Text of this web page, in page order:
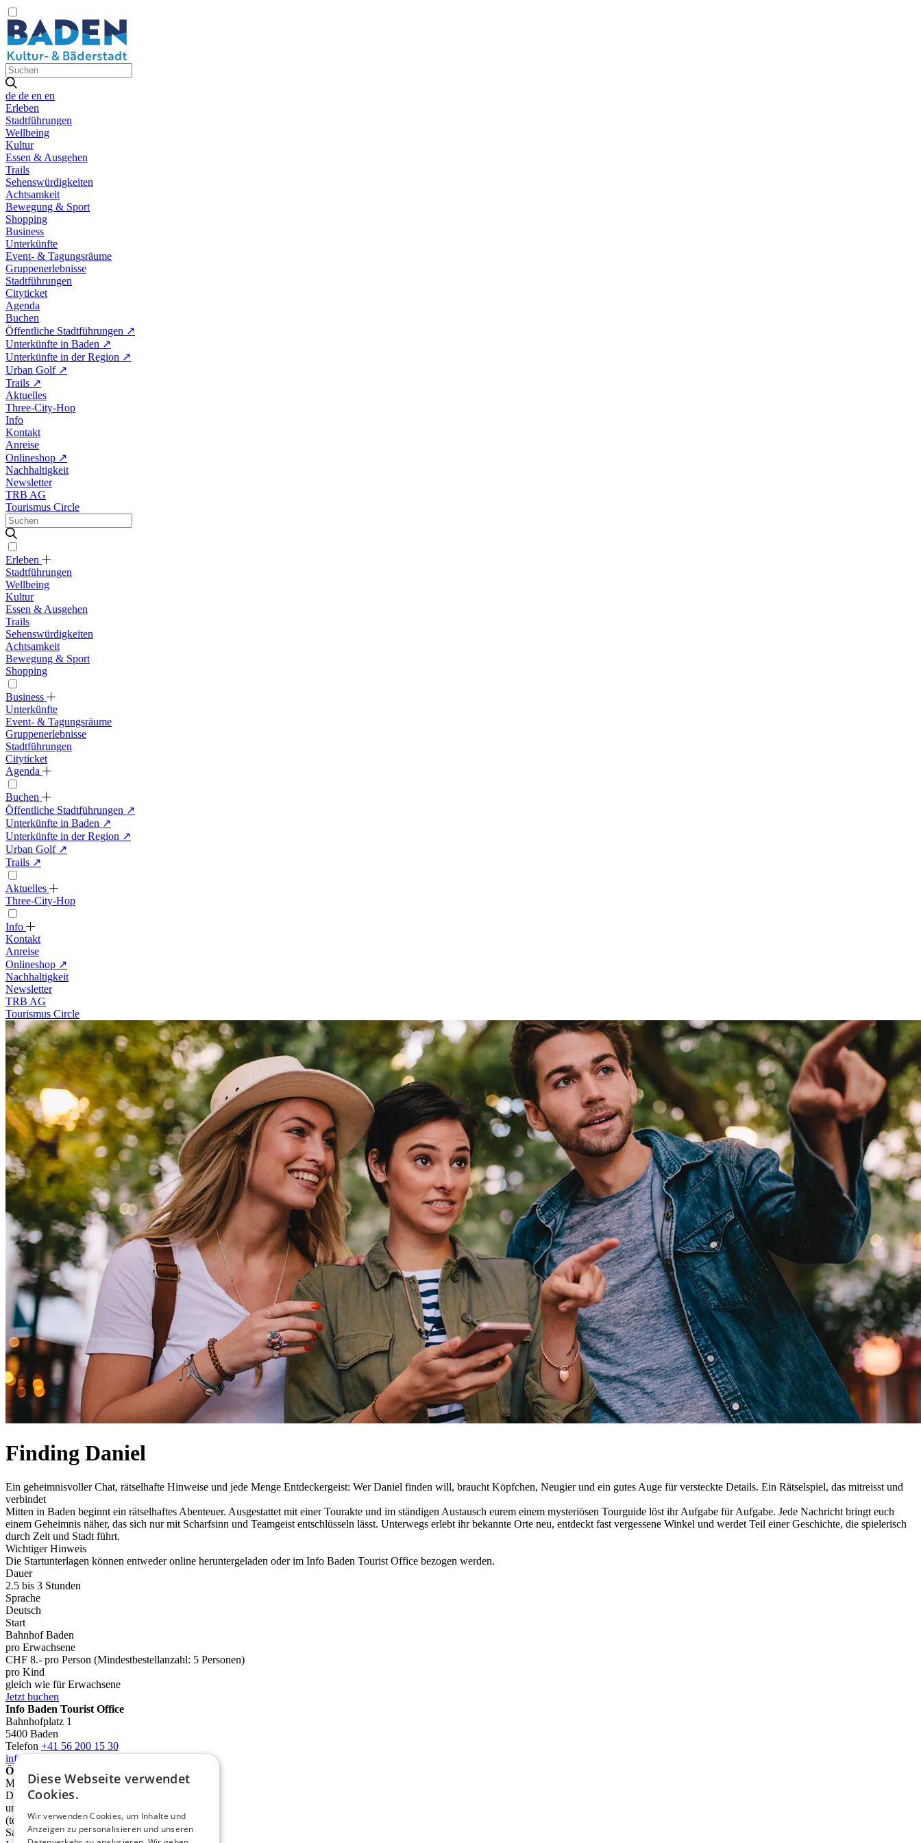
de de en en
Erleben
Stadtführungen
Wellbeing
Kultur
Essen & Ausgehen
Trails
Sehenswürdigkeiten
Achtsamkeit
Bewegung & Sport
Shopping
Business
Unterkünfte
Event- & Tagungsräume
Gruppenerlebnisse
Stadtführungen
Cityticket
Agenda
Buchen
Öffentliche Stadtführungen ↗
Unterkünfte in Baden ↗
Unterkünfte in der Region ↗
Urban Golf ↗
Trails ↗
Aktuelles
Three-City-Hop
Info
Kontakt
Anreise
Onlineshop ↗
Nachhaltigkeit
Newsletter
TRB AG
Tourismus Circle
Erleben
Stadtführungen
Wellbeing
Kultur
Essen & Ausgehen
Trails
Sehenswürdigkeiten
Achtsamkeit
Bewegung & Sport
Shopping
Business
Unterkünfte
Event- & Tagungsräume
Gruppenerlebnisse
Stadtführungen
Cityticket
Agenda
Buchen
Öffentliche Stadtführungen ↗
Unterkünfte in Baden ↗
Unterkünfte in der Region ↗
Urban Golf ↗
Trails ↗
Aktuelles
Three-City-Hop
Info
Kontakt
Anreise
Onlineshop ↗
Nachhaltigkeit
Newsletter
TRB AG
Tourismus Circle
Finding Daniel
Ein geheimnisvoller Chat, rätselhafte Hinweise und jede Menge Entdeckergeist: Wer Daniel finden will, braucht Köpfchen, Neugier und ein gutes Auge für versteckte Details. Ein Rätselspiel, das mitreisst und
verbindet
Mitten in Baden beginnt ein rätselhaftes Abenteuer. Ausgestattet mit einer Tourakte und im ständigen Austausch eurem einem mysteriösen Tourguide löst ihr Aufgabe für Aufgabe. Jede Nachricht bringt euch
einem Geheimnis näher, das sich nur mit Scharfsinn und Teamgeist entschlüsseln lässt. Unterwegs erlebt ihr bekannte Orte neu, entdeckt fast vergessene Winkel und werdet Teil einer Geschichte, die spielerisch
durch Zeit und Stadt führt.
Wichtiger Hinweis
Die Startunterlagen können entweder online heruntergeladen oder im Info Baden Tourist Office bezogen werden.
Dauer
2.5 bis 3 Stunden
Sprache
Deutsch
Start
Bahnhof Baden
pro Erwachsene
CHF 8.- pro Person (Mindestbestellanzahl: 5 Personen)
pro Kind
gleich wie für Erwachsene
Jetzt buchen
Info Baden Tourist Office
Bahnhofplatz 1
5400 Baden
Telefon +41 56 200 15 30
info@deinbaden.ch
Öffnungszeiten
Montag 13.30 - 17.30 Uhr
Dienstag bis Freitag 10.00 - 12.30 Uhr
und 13.30 - 17.30 Uhr
(telefonisch ab 9.00 Uhr)
Samstag 10.00 - 14.00 Uhr
Diese Webseite verwendet
Cookies.
Wir verwenden Cookies, um Inhalte und
Anzeigen zu personalisieren und unseren